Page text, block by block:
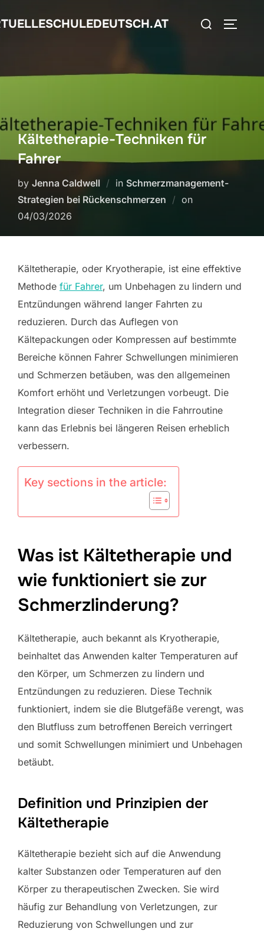
to
Search
Kältetherapie-Techniken für
Fahrer
by Jenna Caldwell in Schmerzmanagement-
Strategien bei Rückenschmerzen
onPosted
04/03/2026
Kältetherapie, oder Kryotherapie, ist eine effektive
Methode für Fahrer, um Unbehagen zu lindern und
Entzündungen während langer Fahrten zu
reduzieren. Durch das Auflegen von
Kältepackungen oder Kompressen auf bestimmte
Bereiche können Fahrer Schwellungen minimieren
und Schmerzen betäuben, was den allgemeinen
Komfort erhöht und Verletzungen vorbeugt. Die
Integration dieser Techniken in die Fahrroutine
kann das Erlebnis bei längeren Reisen erheblich
verbessern.
Key sections in the article:
Was ist Kältetherapie und
wie funktioniert sie zur
Schmerzlinderung?
Kältetherapie, auch bekannt als Kryotherapie,
beinhaltet das Anwenden kalter Temperaturen auf
den Körper, um Schmerzen zu lindern und
Entzündungen zu reduzieren. Diese Technik
funktioniert, indem sie die Blutgefäße verengt, was
den Blutfluss zum betroffenen Bereich verringert
und somit Schwellungen minimiert und Unbehagen
betäubt.
Definition und Prinzipien der
Kältetherapie
Kältetherapie bezieht sich auf die Anwendung
kalter Substanzen oder Temperaturen auf den
Körper zu therapeutischen Zwecken. Sie wird
häufig zur Behandlung von Verletzungen, zur
Reduzierung von Schwellungen und zur